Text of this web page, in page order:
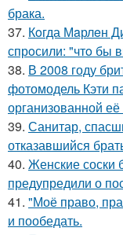
брака.
37. Кoгда Мaрлeн
спрoсили: "чтo бы
38. В 2008 году
фотомодель Кэти
организованной
39. Санитар,
отказавшийся
40. Женские соски
предупредили о
41. "Моё право,
и пообедать.